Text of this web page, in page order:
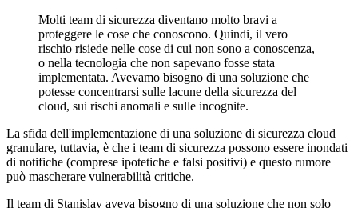
Molti team di sicurezza diventano molto bravi a
proteggere le cose che conoscono. Quindi, il vero
rischio risiede nelle cose di cui non sono a conoscenza,
o nella tecnologia che non sapevano fosse stata
implementata. Avevamo bisogno di una soluzione che
potesse concentrarsi sulle lacune della sicurezza del
cloud, sui rischi anomali e sulle incognite.
La sfida dell'implementazione di una soluzione di sicurezza cloud
granulare, tuttavia, è che i team di sicurezza possono essere inondati
di notifiche (comprese ipotetiche e falsi positivi) e questo rumore
può mascherare vulnerabilità critiche.
Il team di Stanislav aveva bisogno di una soluzione che non solo